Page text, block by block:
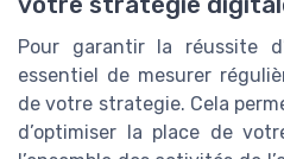
Pour garantir la réussite
essentiel de mesurer
de votre strategie. Cela
d’optimiser la place de